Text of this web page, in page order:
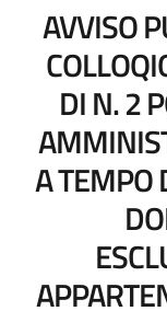
AVVISO
DI N. 2
A TEMPO